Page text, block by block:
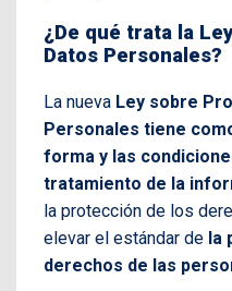
¿De qué trata la
Datos Personales?
La nueva Ley sobre
Personales tiene
forma y las
tratamiento de la
la protección de los
elevar el estándar de la
derechos de las